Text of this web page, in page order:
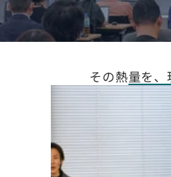
その熱量を、